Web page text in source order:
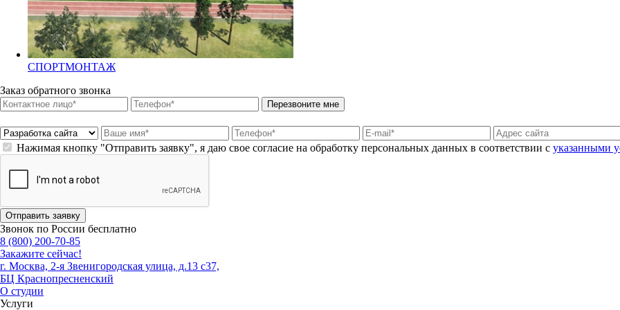
СПОРТМОНТАЖ
Заказ обратного звонка
Перезвоните мне
Нажимая кнопку "Отправить заявку", я даю свое согласие на обработку персональных данных в соответствии с указанными
Отправить заявку
Звонок по России бесплатно
8 (800) 200-70-85
Закажите сейчас!
г. Москва, 2-я Звенигородская улица, д.13 с37,
БЦ Краснопресненский
О студии
Услуги